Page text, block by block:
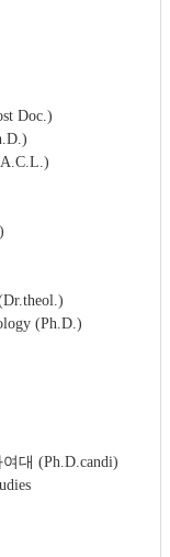
Doc.)
(Ph.D.)
대 (Ph.D.candi)